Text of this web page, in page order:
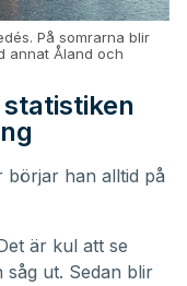
På somrarna blir
annat Åland och
han alltid på
är kul att se
ut. Sedan blir